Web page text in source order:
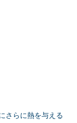
さらに熱を与える